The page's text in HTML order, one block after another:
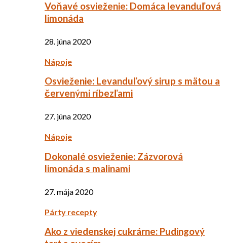
Voňavé osvieženie: Domáca levanduľová
limonáda
28. júna 2020
Nápoje
Osvieženie: Levanduľový sirup s mätou a
červenými ríbezľami
27. júna 2020
Nápoje
Dokonalé osvieženie: Zázvorová
limonáda s malinami
27. mája 2020
Párty recepty
Ako z viedenskej cukrárne: Pudingový